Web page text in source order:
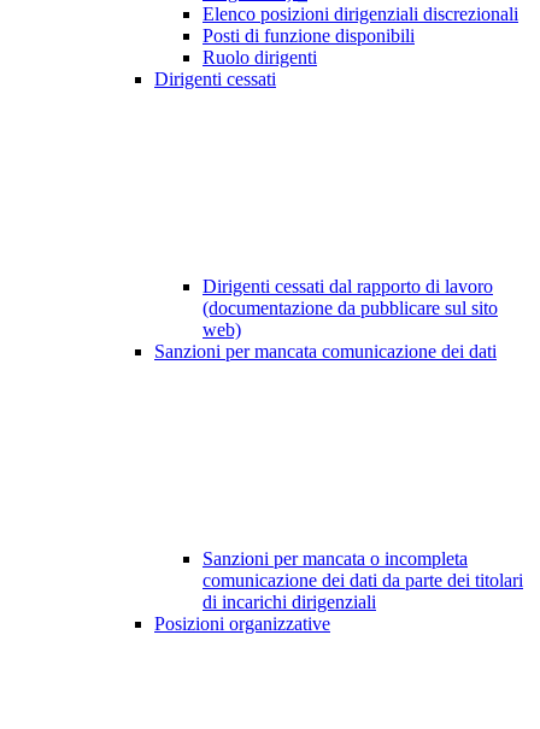
Elenco posizioni dirigenziali discrezionali
Posti di funzione disponibili
Ruolo dirigenti
Dirigenti cessati
Dirigenti cessati dal rapporto di lavoro
(documentazione da pubblicare sul sito
web)
Sanzioni per mancata comunicazione dei dati
Sanzioni per mancata o incompleta
comunicazione dei dati da parte dei titolari
di incarichi dirigenziali
Posizioni organizzative